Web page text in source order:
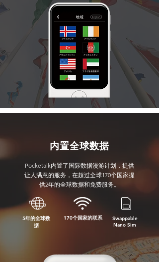
内置全球数据
Pocketalk内置了国际数据漫游计划，提供
让人满意的服务，在超过全球170个国家提
供2年的全球数据和免费服务。
5年的全球数
据
170个国家的联系
Swappable
Nano Sim